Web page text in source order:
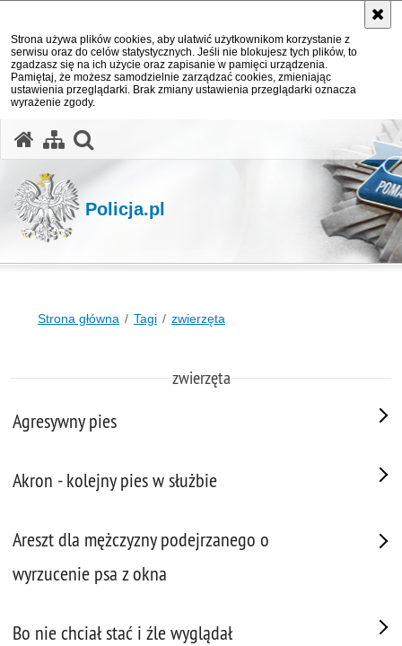
Strona używa plików cookies, aby ułatwić użytkownikom korzystanie z
serwisu oraz do celów statystycznych. Jeśli nie blokujesz tych plików, to
zgadzasz się na ich użycie oraz zapisanie w pamięci urządzenia.
Pamiętaj, że możesz samodzielnie zarządzać cookies, zmieniając
ustawienia przeglądarki. Brak zmiany ustawienia przeglądarki oznacza
wyrażenie zgody.
Policja.pl
Strona główna Tagi zwierzęta
zwierzęta
Agresywny pies
Akron - kolejny pies w służbie
Areszt dla mężczyzny podejrzanego o
wyrzucenie psa z okna
Bo nie chciał stać i źle wyglądał